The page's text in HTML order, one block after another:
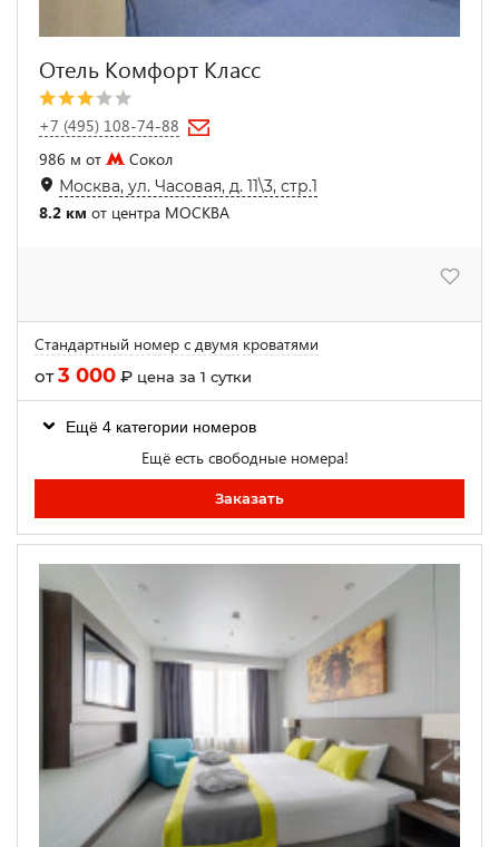
Отель Комфорт Класс
+7 (495) 108-74-88
986 м от
Сокол
Москва, ул. Часовая, д. 11\3, стр.1
8.2 км от центра МОСКВА
Стандартный номер с двумя кроватями
от3 000 ₽ цена за 1 сутки
Ещё 4 категории номеров
Ещё есть свободные номера!
Заказать